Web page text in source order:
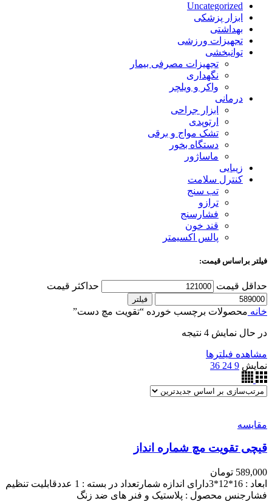
Uncategorized
ابزار پزشکی
بهداشتی
تجهیزات ورزشی
توانبخشی
تجهیزات مصرفی بیمار
نگهداری
واکر و ویلچر
درمانی
ابزار جراحی
ارتوپدی
تشک مواج و برقی
دستگاه بخور
ماساژور
زیبایی
کنترل سلامت
تب سنج
ترازو
فشارسنج
قند خون
پالس اکسیمتر
فیلتر براساس قیمت:
حداقل قیمت حداکثر قیمت
فیلتر
خانه محصولات برچسب خورده “تقویت مچ دست”
در حال نمایش 4 نتیجه
مشاهده فیلترها
نمایش 9
24
36
مقایسه
قیچی تقویت مچ شماره انداز
589,000 تومان
ابعاد : 16*12*3دارای اندازه شمارتعداد در بسته : 1 عددقابلیت تنظیم
فشارجنس محصول : پلاستیک و فنر های ضد زنگ